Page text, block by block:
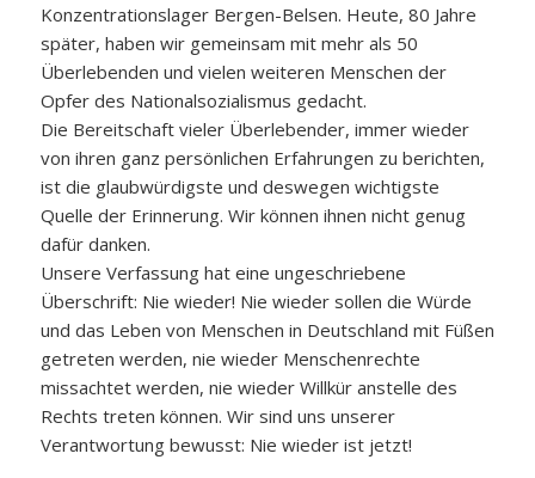
Konzentrationslager Bergen-Belsen. Heute, 80 Jahre
später, haben wir gemeinsam mit mehr als 50
Überlebenden und vielen weiteren Menschen der
Opfer des Nationalsozialismus gedacht.
Die Bereitschaft vieler Überlebender, immer wieder
von ihren ganz persönlichen Erfahrungen zu berichten,
ist die glaubwürdigste und deswegen wichtigste
Quelle der Erinnerung. Wir können ihnen nicht genug
dafür danken.
Unsere Verfassung hat eine ungeschriebene
Überschrift: Nie wieder! Nie wieder sollen die Würde
und das Leben von Menschen in Deutschland mit Füßen
getreten werden, nie wieder Menschenrechte
missachtet werden, nie wieder Willkür anstelle des
Rechts treten können. Wir sind uns unserer
Verantwortung bewusst: Nie wieder ist jetzt!